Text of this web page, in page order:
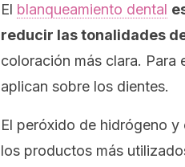
El blanqueamiento dental
reducir las tonalidades
coloración más clara. Para
aplican sobre los dientes.
El peróxido de hidrógeno
los productos más